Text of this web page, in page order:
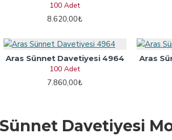
100 Adet
8.620,00₺
Aras Sünnet Davetiyesi 4964
100 Adet
7.860,00₺
Aras
Davetiyesi